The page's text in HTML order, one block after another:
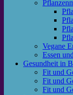
Vegane
Essen
Gesundheit in
Fit und
Fit und
Fit und